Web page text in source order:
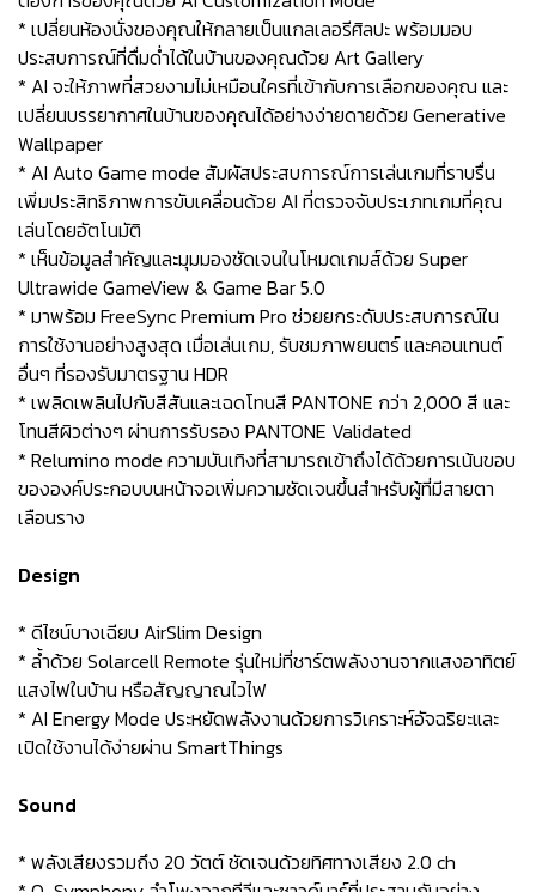
* เปลี่ยนห้องนั่งของคุณให้กลายเป็นแกลเลอรีศิลปะ พร้อมมอบ
ประสบการณ์ที่ดื่มด่ำได้ในบ้านของคุณด้วย Art Gallery
* AI จะให้ภาพที่สวยงามไม่เหมือนใครที่เข้ากับการเลือกของคุณ และ
เปลี่ยนบรรยากาศในบ้านของคุณได้อย่างง่ายดายด้วย Generative
Wallpaper
* AI Auto Game mode สัมผัสประสบการณ์การเล่นเกมที่ราบรื่น
เพิ่มประสิทธิภาพการขับเคลื่อนด้วย AI ที่ตรวจจับประเภทเกมที่คุณ
เล่นโดยอัตโนมัติ
* เห็นข้อมูลสำคัญและมุมมองชัดเจนในโหมดเกมส์ด้วย Super
Ultrawide GameView & Game Bar 5.0
* มาพร้อม FreeSync Premium Pro ช่วยยกระดับประสบการณ์ใน
การใช้งานอย่างสูงสุด เมื่อเล่นเกม, รับชมภาพยนตร์ และคอนเทนต์
อื่นๆ ที่รองรับมาตรฐาน HDR
* เพลิดเพลินไปกับสีสันและเฉดโทนสี PANTONE กว่า 2,000 สี และ
โทนสีผิวต่างๆ ผ่านการรับรอง PANTONE Validated
* Relumino mode ความบันเทิงที่สามารถเข้าถึงได้ด้วยการเน้นขอบ
ขององค์ประกอบบนหน้าจอเพิ่มความชัดเจนขึ้นสำหรับผู้ที่มีสายตา
เลือนราง
Design
* ดีไซน์บางเฉียบ AirSlim Design
* ล้ำด้วย Solarcell Remote รุ่นใหม่ที่ชาร์ตพลังงานจากแสงอาทิตย์
แสงไฟในบ้าน หรือสัญญาณไวไฟ
* AI Energy Mode ประหยัดพลังงานด้วยการวิเคราะห์อัจฉริยะและ
เปิดใช้งานได้ง่ายผ่าน SmartThings
Sound
* พลังเสียงรวมถึง 20 วัตต์ ชัดเจนด้วยทิศทางเสียง 2.0 ch